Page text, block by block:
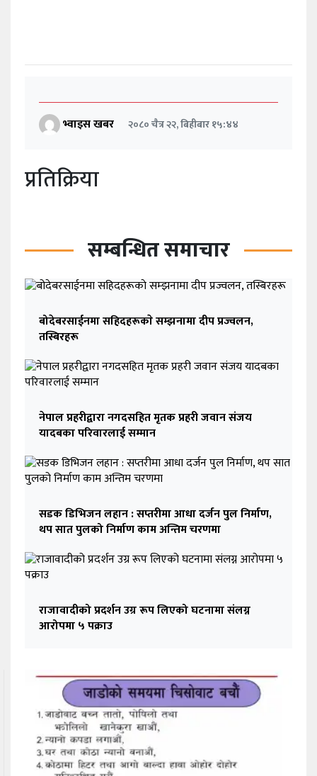
भ्वाइस खबर २०८० चैत्र २२, बिहीबार १५:४४
प्रतिक्रिया
सम्बन्धित समाचार
बोदेबरसाईनमा सहिदहरूकाे सम्झनामा दीप प्रज्वलन,
तस्बिरहरू
नेपाल प्रहरीद्वारा नगदसहित मृतक प्रहरी जवान संजय
यादबका परिवारलाई सम्मान
सडक डिभिजन लहान : सप्तरीमा आधा दर्जन पुल निर्माण,
थप सात पुलको निर्माण काम अन्तिम चरणमा
राजावादीको प्रदर्शन उग्र रूप लिएको घटनामा संलग्न
आरोपमा ५ पक्राउ